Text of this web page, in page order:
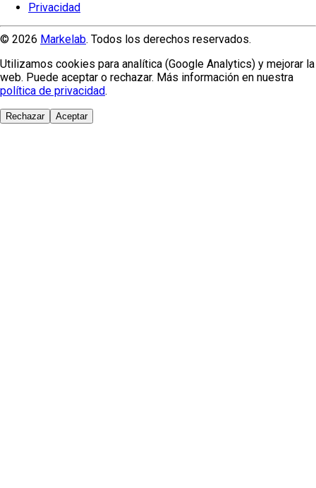
Privacidad
© 2026 Markelab. Todos los derechos reservados.
Utilizamos cookies para analítica (Google Analytics) y mejorar la
web. Puede aceptar o rechazar. Más información en nuestra
política de privacidad.
Rechazar Aceptar